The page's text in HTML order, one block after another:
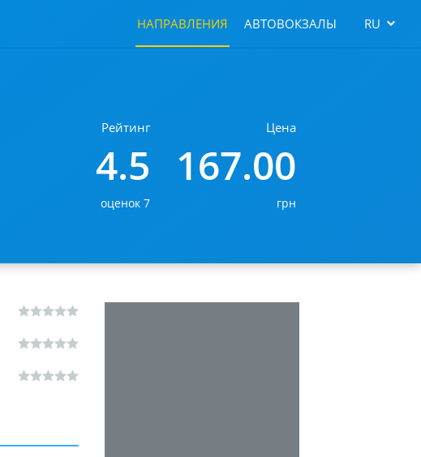
НАПРАВЛЕНИЯ АВТОВОКЗАЛЫ RU
Рейтинг
4.5
оценок 7
Цена
167.00
грн